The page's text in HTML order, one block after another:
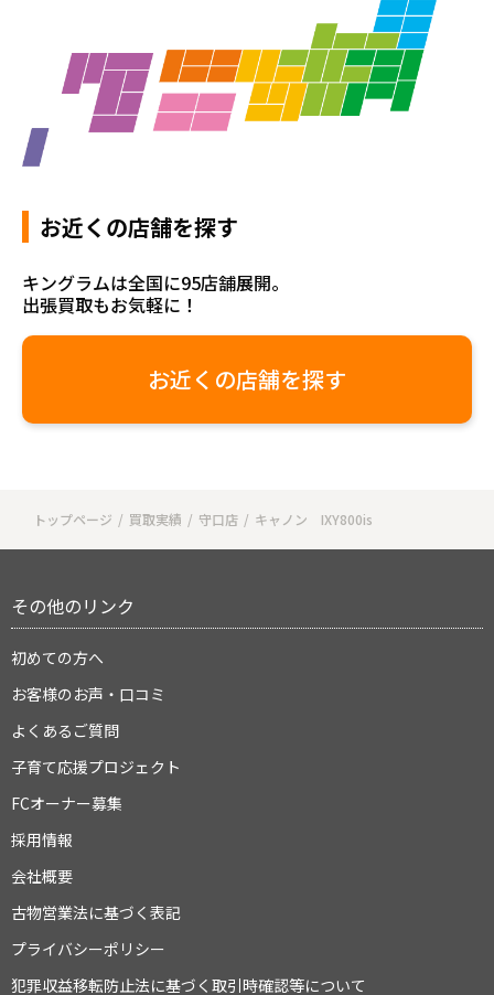
お近くの店舗を探す
キングラムは全国に95店舗展開。
出張買取もお気軽に！
お近くの店舗を探す
トップページ 買取実績 守口店 キャノン IXY800is
その他のリンク
初めての方へ
お客様のお声・口コミ
よくあるご質問
子育て応援プロジェクト
FCオーナー募集
採用情報
会社概要
古物営業法に基づく表記
プライバシーポリシー
犯罪収益移転防止法に基づく取引時確認等について